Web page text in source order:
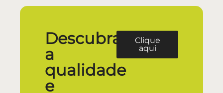
Descubra
a
qualidade
e
Clique
aqui